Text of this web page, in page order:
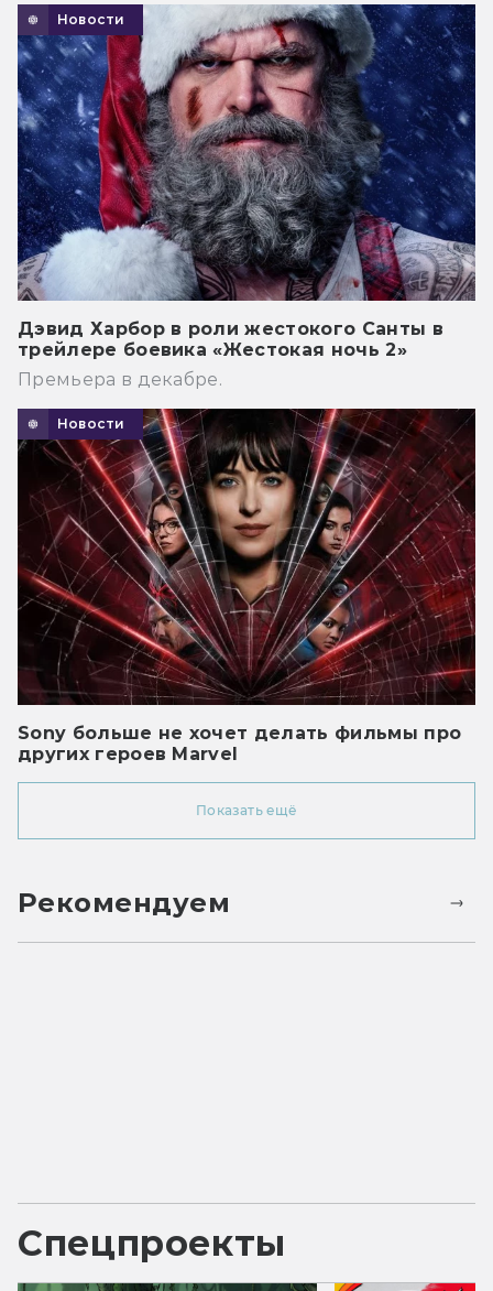
Новости
Дэвид Харбор в роли жестокого Санты в
трейлере боевика «Жестокая ночь 2»
Премьера в декабре.
Новости
Sony больше не хочет делать фильмы про
других героев Marvel
Показать ещё
Рекомендуем
Спецпроекты